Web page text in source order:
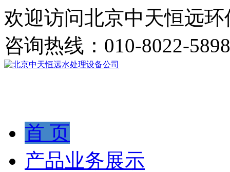
欢迎访问北京中天恒远
咨询热线： 010-8022-5898
首 页
产品业务展示